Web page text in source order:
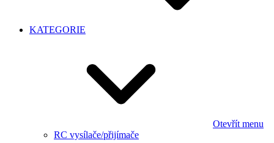
KATEGORIE
Otevřít menu
RC vysílače/přijímače